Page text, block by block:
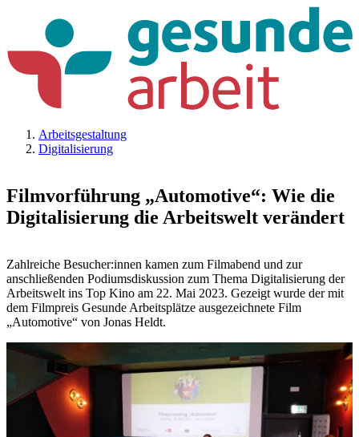
Arbeitsgestaltung
Digitalisierung
Filmvorführung „Automotive“: Wie die
Digitalisierung die Arbeitswelt verändert
Zahlreiche Besucher:innen kamen zum Filmabend und zur
anschließenden Podiumsdiskussion zum Thema Digitalisierung der
Arbeitswelt ins Top Kino am 22. Mai 2023. Gezeigt wurde der mit
dem Filmpreis Gesunde Arbeitsplätze ausgezeichnete Film
„Automotive“ von Jonas Heldt.